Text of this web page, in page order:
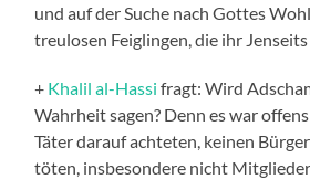
und auf der Suche nach Gottes
treulosen Feiglingen, die ihr
+ Khalil al-Hassi fragt: Wird
Wahrheit sagen? Denn es war
Täter darauf achteten, keinen
töten, insbesondere nicht